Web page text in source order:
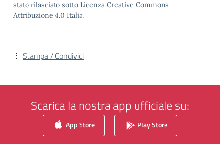
stato rilasciato sotto Licenza Creative Commons
Attribuzione 4.0 Italia.
Stampa / Condividi
Scarica la nostra app ufficiale su:
App Store Play Store